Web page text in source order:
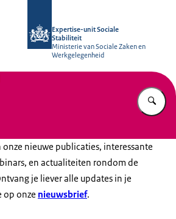
Expertise-unit Sociale
Stabiliteit
Ministerie van Sociale Zaken en
Werkgelegenheid
nieuwe publicaties, interessante
en actualiteiten rondom de
je liever alle updates in je
op onze nieuwsbrief.